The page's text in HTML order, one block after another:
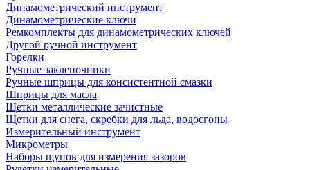
Динамометрический инструмент
Динамометрические ключи
Ремкомплекты для динамометрических ключей
Другой ручной инструмент
Горелки
Ручные заклепочники
Ручные шприцы для консистентной смазки
Шприцы для масла
Щетки металлические зачистные
Щетки для снега, скребки для льда, водосгоны
Измерительный инструмент
Микрометры
Наборы щупов для измерения зазоров